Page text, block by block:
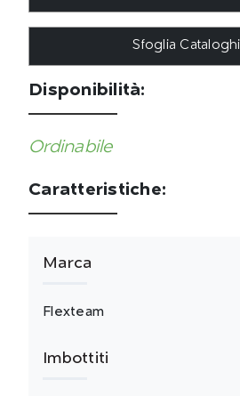
Sfoglia Cataloghi
Disponibilità:
Ordinabile
Caratteristiche:
Marca
Flexteam
Imbottiti